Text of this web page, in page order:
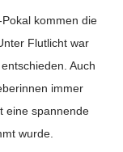
kommen die
Flutlicht war
Auch
immer
eine spannende
wurde.